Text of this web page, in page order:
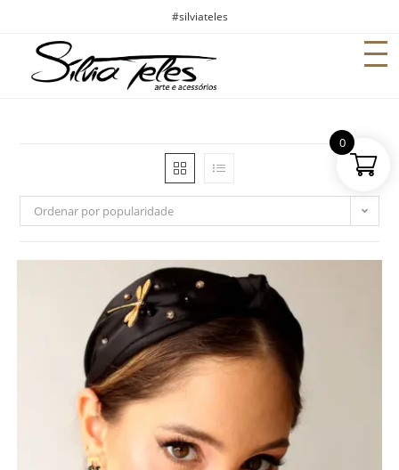
#silviateles
Ordenar por popularidade
0